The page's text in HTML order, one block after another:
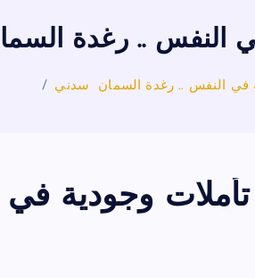
في النفس .. رغدة
في النفس .. رغدة السمان سدني
تأملات وجودية